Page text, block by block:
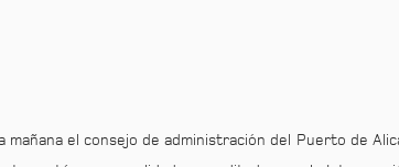
mañana el consejo de administración del Puerto de